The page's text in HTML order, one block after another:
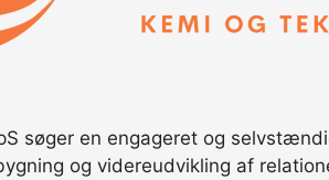
søger en engageret og
og videreudvikling af